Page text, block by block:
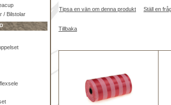
/ Bilstolar
Tipsa en vän om denna produkt Ställ en
Tillbaka